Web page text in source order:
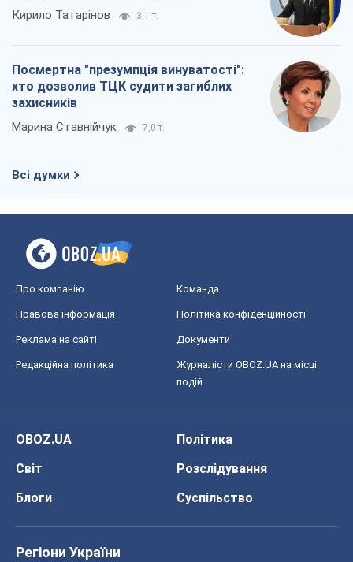
Кирило Татарінов 3,1 т.
Посмертна "презумпція винуватості":
хто дозволив ТЦК судити загиблих
захисників
Марина Ставнійчук 7,0 т.
Всі думки
Про компанію Команда
Правова інформація Політика конфіденційності
Реклама на сайті Документи
Редакційна політика
Журналісти OBOZ.UA на місці
подій
OBOZ.UA
Політика
Світ
Розслідування
Блоги
Суспільство
Регіони України